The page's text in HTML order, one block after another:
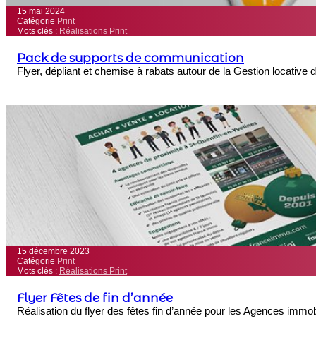
15 mai 2024
Catégorie Print
Mots clés : Réalisations Print
Pack de supports de communication
Flyer, dépliant et chemise à rabats autour de la Gestion locative
15 décembre 2023
Catégorie Print
Mots clés : Réalisations Print
Flyer Fêtes de fin d’année
Réalisation du flyer des fêtes fin d’année pour les Agences